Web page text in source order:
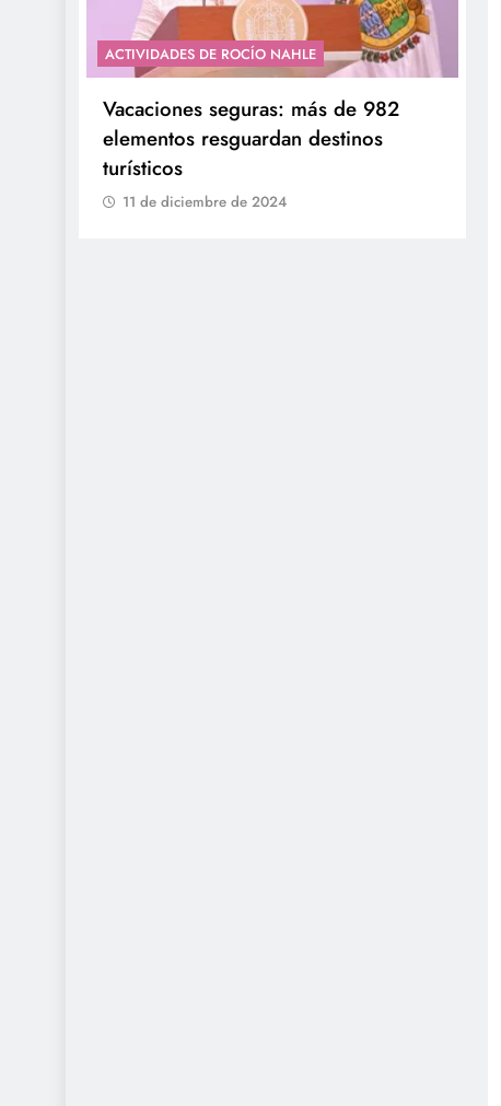
ACTIVIDADES DE ROCÍO NAHLE
Entrega Gobernadora 5 mil apoyos a
la Palabra y a la Familia
11 de diciembre de 2024